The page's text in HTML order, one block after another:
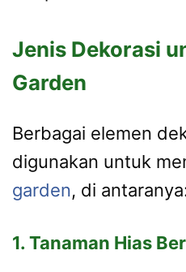
Jenis Dekorasi
Garden
Berbagai elemen
digunakan untuk
garden, di
1. Tanaman Hias